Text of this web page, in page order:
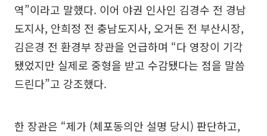
역”이라고 말했다. 이어 야권 인사인 김경수 전 경남
도지사, 안희정 전 충남도지사, 오거돈 전 부산시장,
김은경 전 환경부 장관을 언급하며 “다 영장이 기각
됐었지만 실제로 중형을 받고 수감됐다는 점을 말씀
드린다”고 강조했다.
한 장관은 “제가 (체포동의안 설명 당시) 판단하고,